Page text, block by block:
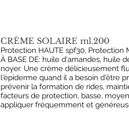
CRÈME SOLAIRE ml.200
Protection HAUTE spf30, Protection
À BASE DE: huile d'amandes, huile
noyer. Une crème délicieusement
l'épiderme quand il a besoin d'être
prévenir la formation de rides,
facteurs de protection, basse,
appliquer fréquemment et